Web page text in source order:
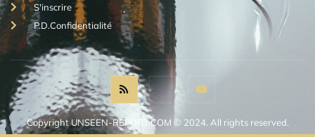
S'inscrire
P.D.Confidentialité
Copyright UNSEEN-REPORT.COM © 2024. All rights reserved.